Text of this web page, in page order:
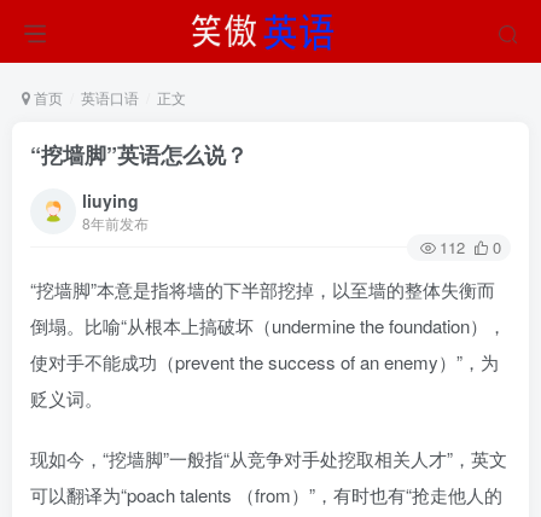
首页 英语口语 正文
“挖墙脚”英语怎么说？
liuying
8年前发布
112 0
“挖墙脚”本意是指将墙的下半部挖掉，以至墙的整体失衡而
倒塌。比喻“从根本上搞破坏（undermine the foundation），
使对手不能成功（prevent the success of an enemy）”，为
贬义词。
现如今，“挖墙脚”一般指“从竞争对手处挖取相关人才”，英文
可以翻译为“poach talents （from）”，有时也有“抢走他人的